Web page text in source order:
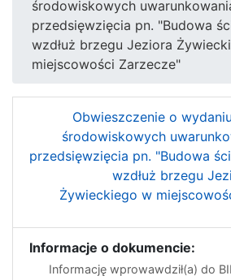
środowiskowych
przedsięwzięcia pn. "Budowa
wzdłuż brzegu Jeziora
miejscowości Zarzecze"
Obwieszczenie o
środowiskowych
przedsięwzięcia pn. "Budowa
wzdłuż brzegu
Żywieckiego w
Informacje o dokumencie:
Informację wprowawdził(a) do